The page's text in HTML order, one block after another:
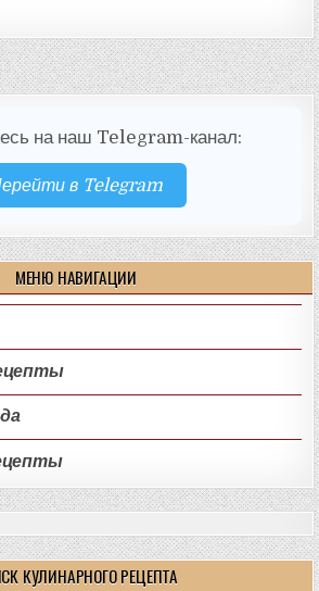
на наш Telegram-канал:
в Telegram
МЕНЮ НАВИГАЦИИ
КУЛИНАРНОГО РЕЦЕПТА